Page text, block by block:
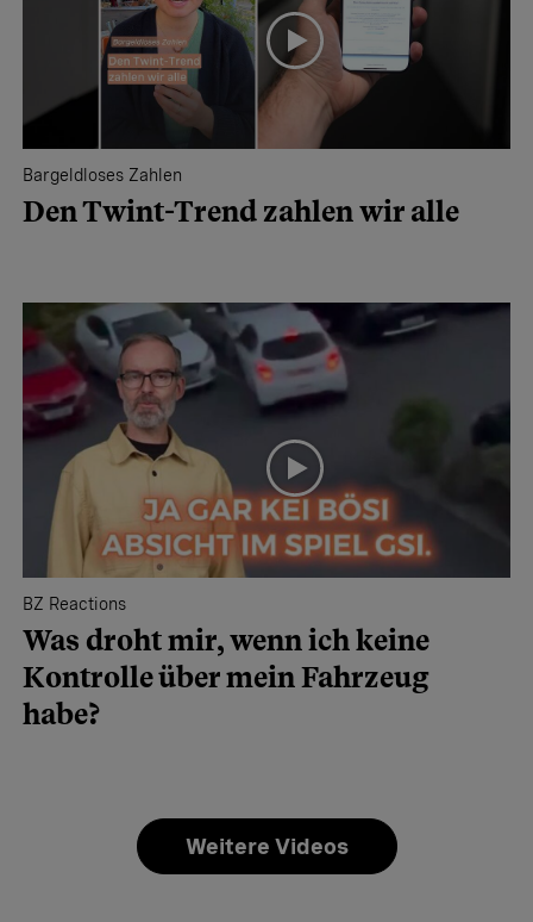
Bargeldloses Zahlen
Den Twint-Trend zahlen wir alle
BZ Reactions
Was droht mir, wenn ich keine
Kontrolle über mein Fahrzeug
habe?
Weitere Videos